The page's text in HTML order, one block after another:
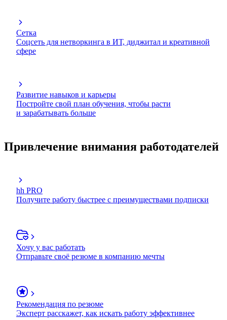
Сетка
Соцсеть для нетворкинга в ИТ, диджитал и креативной
сфере
Развитие навыков и карьеры
Постройте свой план обучения, чтобы расти
и зарабатывать больше
Привлечение внимания работодателей
hh PRO
Получите работу быстрее с преимуществами подписки
Хочу у вас работать
Отправьте своё резюме в компанию мечты
Рекомендация по резюме
Эксперт расскажет, как искать работу эффективнее